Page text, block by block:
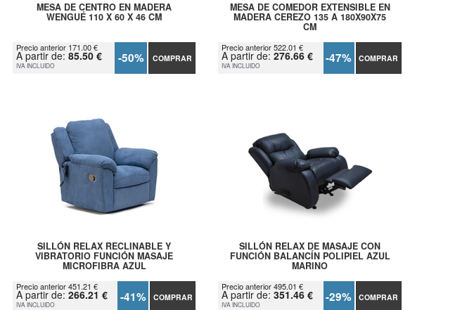
MESA DE CENTRO EN MADERA
WENGUÉ 110 X 60 X 46 CM
Precio anterior 171.00 €
A partir de: 85.50 €
IVA INCLUIDO -50% COMPRAR
MESA DE COMEDOR EXTENSIBLE EN
MADERA CEREZO 135 A 180X90X75
CM
Precio anterior 522.01 €
A partir de:276.66 €
IVA INCLUIDO -47% COMPRAR
SILLÓN RELAX RECLINABLE Y
VIBRATORIO FUNCIÓN MASAJE
MICROFIBRA AZUL
Precio anterior 451.21 €
A partir de: 266.21 €
IVA INCLUIDO -41% COMPRAR
SILLÓN RELAX DE MASAJE CON
FUNCIÓN BALANCÍN POLIPIEL AZUL
MARINO
Precio anterior 495.01 €
A partir de:351.46 €
IVA INCLUIDO -29% COMPRAR